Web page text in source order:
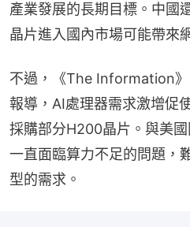
產業發展的長期目標。中國
晶片進入國內市場可能帶來
不過，《The Information
報導，AI處理器需求激增促
採購部分H200晶片。與美
一直面臨算力不足的問題，
型的需求。